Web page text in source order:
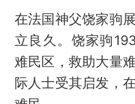
在法国神父饶家驹
立良久。饶家驹
难民区，救助大量
际人士受其启发，